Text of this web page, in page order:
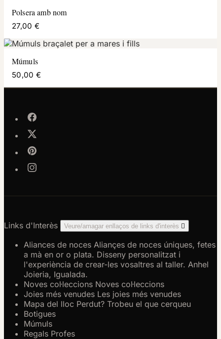
Polsera amb nom
27,00 €
Múmuls
50,00 €
Links d'Interès Veure/amagar enllaços de links d'interès 
Aliances de noces Aliançes de noces úniques, fetes
a mà en or o plata. Disseny personalitzat i
l'experiència de crear-les vosaltres al taller. Anhel
Joieria, Igualada.
Noves col·leccions Noves col·leccions
Joies més venudes Les joies més venudes
Mapa del lloc Perdut? Trobeu el que cerqueu
Botigues
Múmuls
Regals Profes